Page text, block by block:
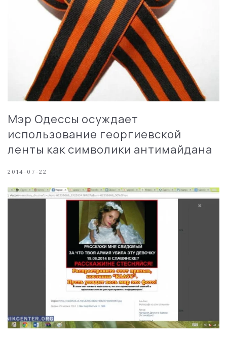
Мэр Одессы осуждает
использование георгиевской
ленты как символики антимайдана
2014-07-22